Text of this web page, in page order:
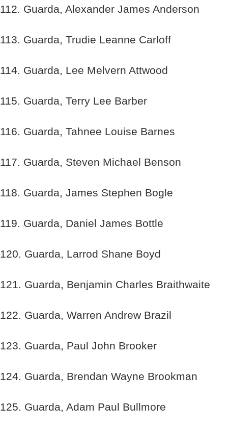
112. Guarda, Alexander James Anderson
113. Guarda, Trudie Leanne Carloff
114. Guarda, Lee Melvern Attwood
115. Guarda, Terry Lee Barber
116. Guarda, Tahnee Louise Barnes
117. Guarda, Steven Michael Benson
118. Guarda, James Stephen Bogle
119. Guarda, Daniel James Bottle
120. Guarda, Larrod Shane Boyd
121. Guarda, Benjamin Charles Braithwaite
122. Guarda, Warren Andrew Brazil
123. Guarda, Paul John Brooker
124. Guarda, Brendan Wayne Brookman
125. Guarda, Adam Paul Bullmore